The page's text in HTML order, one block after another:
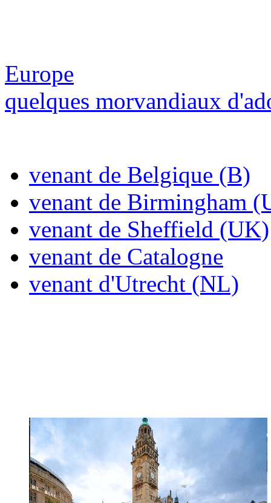
Europe
quelques morvandiaux
venant de Belgique (B)
venant de Birmingham
venant de Sheffield (UK)
venant de Catalogne
venant d'Utrecht (NL)